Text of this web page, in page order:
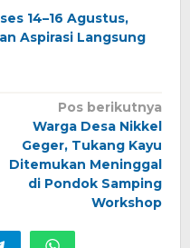
14–16 Agustus,
Aspirasi Langsung
Pos berikutnya
Warga Desa Nikkel
Geger, Tukang Kayu
Ditemukan Meninggal
di Pondok Samping
Workshop